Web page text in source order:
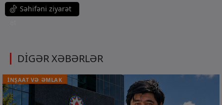
Səhifəni ziyarət
DİGƏR XƏBƏRLƏR
İNŞAAT VƏ ƏMLAK